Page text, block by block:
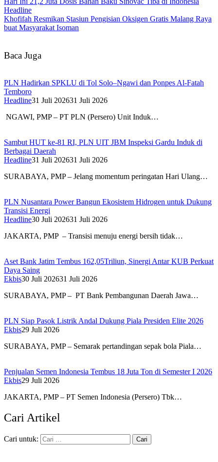
Headline
Khofifah Resmikan Stasiun Pengisian Oksigen Gratis Malang Raya
buat Masyarakat Isoman
Baca Juga
PLN Hadirkan SPKLU di Tol Solo–Ngawi dan Ponpes Al-Fatah
Temboro
Headline31 Juli 202631 Juli 2026
NGAWI, PMP – PT PLN (Persero) Unit Induk…
Sambut HUT ke-81 RI, PLN UIT JBM Inspeksi Gardu Induk di
Berbagai Daerah
Headline31 Juli 202631 Juli 2026
SURABAYA, PMP – Jelang momentum peringatan Hari Ulang…
PLN Nusantara Power Bangun Ekosistem Hidrogen untuk Dukung
Transisi Energi
Headline30 Juli 202631 Juli 2026
JAKARTA, PMP – Transisi menuju energi bersih tidak…
Aset Bank Jatim Tembus 162,05Triliun, Sinergi Antar KUB Perkuat
Daya Saing
Ekbis30 Juli 202631 Juli 2026
SURABAYA, PMP – PT Bank Pembangunan Daerah Jawa…
PLN Siap Pasok Listrik Andal Dukung Piala Presiden Elite 2026
Ekbis29 Juli 2026
SURABAYA, PMP – Semarak pertandingan sepak bola Piala…
Penjualan Semen Indonesia Tembus 18 Juta Ton di Semester I 2026
Ekbis29 Juli 2026
JAKARTA, PMP – PT Semen Indonesia (Persero) Tbk…
Cari Artikel
Cari untuk: